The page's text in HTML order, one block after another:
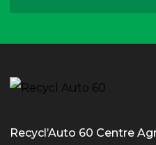
Recycl’Auto 60 Centre